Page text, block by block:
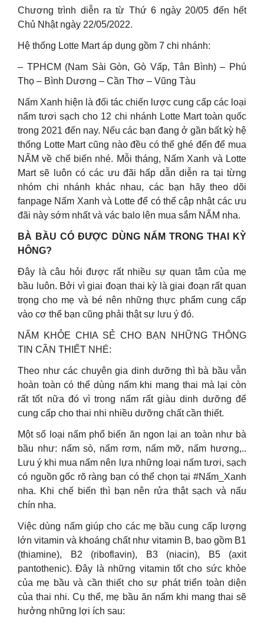
Chương trình diễn ra từ Thứ 6 ngày 20/05 đến hết
Chủ Nhật ngày 22/05/2022.
Hệ thống Lotte Mart áp dụng gồm 7 chi nhánh:
– TPHCM (Nam Sài Gòn, Gò Vấp, Tân Bình) – Phú
Thọ – Bình Dương – Cần Thơ – Vũng Tàu
Nấm Xanh hiện là đối tác chiến lược cung cấp các loại
nấm tươi sạch cho 12 chi nhánh Lotte Mart toàn quốc
trong 2021 đến nay. Nếu các bạn đang ở gần bất kỳ hệ
thống Lotte Mart cũng nào đều có thể ghé đến để mua
NẤM về chế biến nhé. Mỗi tháng, Nấm Xanh và Lotte
Mart sẽ luôn có các ưu đãi hấp dẫn diễn ra tại từng
nhóm chi nhánh khác nhau, các bạn hãy theo dõi
fanpage Nấm Xanh và Lotte để có thể cập nhật các ưu
đãi này sớm nhất và vác balo lên mua sắm NẤM nha.
BÀ BẦU CÓ ĐƯỢC DÙNG NẤM TRONG THAI KỲ
HÔNG?
Đây là câu hỏi được rất nhiều sự quan tâm của mẹ
bầu luôn. Bởi vì giai đoạn thai kỳ là giai đoạn rất quan
trọng cho mẹ và bé nên những thực phẩm cung cấp
vào cơ thể bạn cũng phải thật sự lưu ý đó.
NẤM KHỎE CHIA SẺ CHO BẠN NHỮNG THÔNG
TIN CẦN THIẾT NHÉ:
Theo như các chuyên gia dinh dưỡng thì bà bầu vẫn
hoàn toàn có thể dùng nấm khi mang thai mà lại còn
rất tốt nữa đó vì trong nấm rất giàu dinh dưỡng để
cung cấp cho thai nhi nhiều dưỡng chất cần thiết.
Một số loại nấm phổ biến ăn ngon lại an toàn như bà
bầu như: nấm sò, nấm rơm, nấm mỡ, nấm hương,..
Lưu ý khi mua nấm nên lựa những loại nấm tươi, sạch
có nguồn gốc rõ ràng bạn có thể chọn tại #Nấm_Xanh
nha. Khi chế biến thì bạn nên rửa thật sạch và nấu
chín nha.
Việc dùng nấm giúp cho các mẹ bầu cung cấp lượng
lớn vitamin và khoáng chất như vitamin B, bao gồm B1
(thiamine), B2 (riboflavin), B3 (niacin), B5 (axit
pantothenic). Đây là những vitamin tốt cho sức khỏe
của mẹ bầu và cần thiết cho sự phát triển toàn diện
của thai nhi. Cụ thể, mẹ bầu ăn nấm khi mang thai sẽ
hưởng những lợi ích sau: